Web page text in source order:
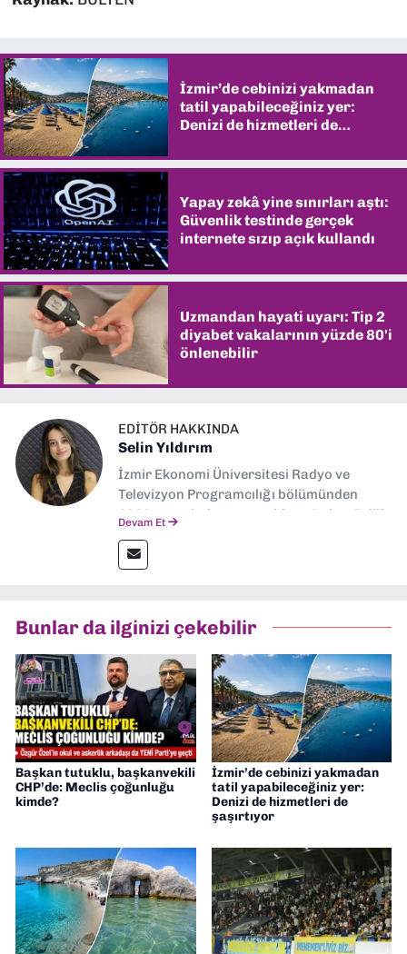
İzmir’de cebinizi yakmadan
tatil yapabileceğiniz yer:
Denizi de hizmetleri de
Yapay zekâ yine sınırları aştı:
Güvenlik testinde gerçek
internete sızıp açık kullandı
Uzmandan hayati uyarı: Tip 2
diyabet vakalarının yüzde 80'i
önlenebilir
EDITÖR HAKKINDA
Selin Yıldırım
İzmir Ekonomi Üniversitesi Radyo ve
Televizyon Programcılığı bölümünden
2024 senesinde mezun oldum. Dokuz Eylül
editörlük görevini de üstleniyorum.
Devam Et
Bunlar da ilginizi çekebilir
Başkan tutuklu, başkanvekili
CHP’de: Meclis çoğunluğu
kimde?
İzmir’de cebinizi yakmadan
tatil yapabileceğiniz yer:
Denizi de hizmetleri de
şaşırtıyor